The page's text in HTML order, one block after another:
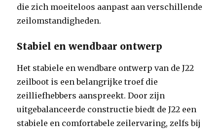
die zich moeiteloos aanpast aan verschillende
zeilomstandigheden.
Stabiel en wendbaar ontwerp
Het stabiele en wendbare ontwerp van de J22
zeilboot is een belangrijke troef die
zeilliefhebbers aanspreekt. Door zijn
uitgebalanceerde constructie biedt de J22 een
stabiele en comfortabele zeilervaring, zelfs bij